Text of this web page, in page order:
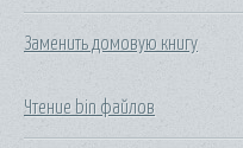
Заменить домовую книгу
Чтение bin файлов